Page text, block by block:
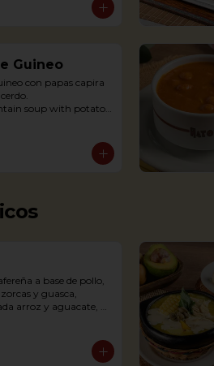
Guineo
con papas capira
soup with potato
a base de pollo,
y guasca,
arroz y aguacate,
Bogota’s chicken and
with corn on the cob